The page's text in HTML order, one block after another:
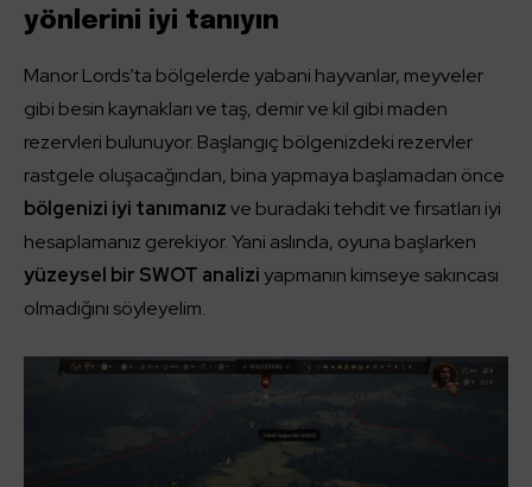
yönlerini iyi tanıyın
Manor Lords’ta bölgelerde yabani hayvanlar, meyveler
gibi besin kaynakları ve taş, demir ve kil gibi maden
rezervleri bulunuyor. Başlangıç bölgenizdeki rezervler
rastgele oluşacağından, bina yapmaya başlamadan önce
bölgenizi iyi tanımanızve buradaki tehdit ve fırsatları iyi
hesaplamanız gerekiyor. Yani aslında, oyuna başlarken
yüzeysel bir SWOT analizi yapmanın kimseye sakıncası
olmadığını söyleyelim.